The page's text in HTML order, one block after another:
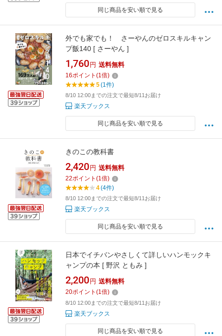
同じ商品を安い順で見る
外でも家でも！ さーやんのゼロスキルキャン
プ飯140 [ さーやん ]
1,760 円 送料無料
16ポイント (1倍)
5(1件)
8/10 12:00までの注文で最短8/11お届け
楽天ブックス
同じ商品を安い順で見る
きのこの教科書
2,420 円 送料無料
22ポイント (1倍)
4(4件)
8/10 12:00までの注文で最短8/11お届け
楽天ブックス
同じ商品を安い順で見る
日本でイチバンやさしくて詳しいハンモックキ
ャンプの本 [ 野沢 ともみ ]
2,200 円 送料無料
20ポイント (1倍)
8/10 12:00までの注文で最短8/11お届け
楽天ブックス
同じ商品を安い順で見る